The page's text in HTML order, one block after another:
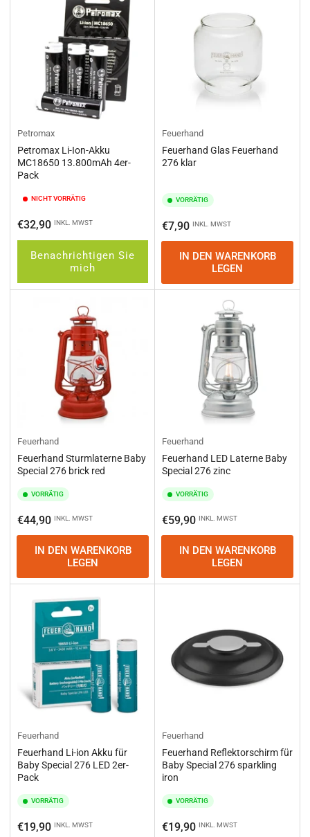
Petromax
Petromax Li-Ion-Akku
MC18650 13.800mAh 4er-
Pack
NICHT VORRÄTIG
Normaler
Preis
€32,90 INKL. MWST
Benachrichtigen Sie
mich
Feuerhand
Feuerhand Glas Feuerhand
276 klar
VORRÄTIG
Normaler
Preis
€7,90 INKL. MWST
IN DEN WARENKORB
LEGEN
Feuerhand
Feuerhand Sturmlaterne Baby
Special 276 brick red
VORRÄTIG
Normaler
Preis
€44,90 INKL. MWST
IN DEN WARENKORB
LEGEN
Feuerhand
Feuerhand LED Laterne Baby
Special 276 zinc
VORRÄTIG
Normaler
Preis
€59,90 INKL. MWST
IN DEN WARENKORB
LEGEN
Feuerhand
Feuerhand Li-ion Akku für
Baby Special 276 LED 2er-
Pack
VORRÄTIG
Normaler
€19,90 INKL. MWST
Feuerhand
Feuerhand Reflektorschirm für
Baby Special 276 sparkling
iron
VORRÄTIG
Normaler
€19,90 INKL. MWST